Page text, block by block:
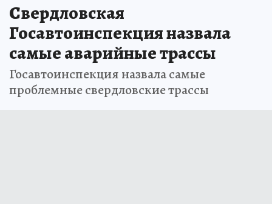
Свердловская
Госавтоинспекция назвала
самые аварийные трассы
Госавтоинспекция назвала самые
проблемные свердловские трассы